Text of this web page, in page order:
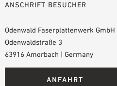
ANSCHRIFT BESUCHER
Odenwald Faserplattenwerk GmbH
Odenwaldstraße 3
63916 Amorbach | Germany
ANFAHRT